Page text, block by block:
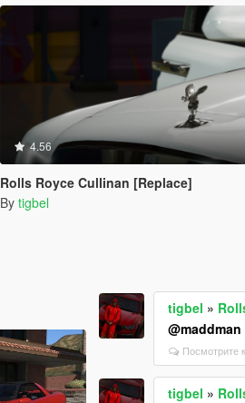
4.56
Rolls Royce Cullinan [Replace]
By tigbel
tigbel »
@maddman
Посмотрите
tigbel »